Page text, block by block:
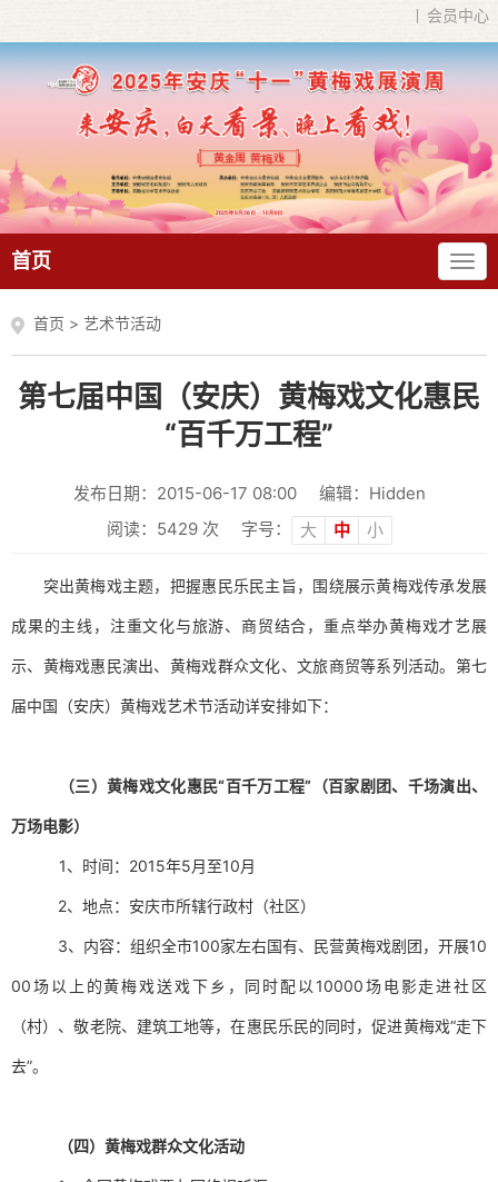
会员中心
首页
首页 > 艺术节活动
第七届中国（安庆）黄梅戏文化惠民
“百千万工程”​
发布日期：2015-06-17 08:00
编辑：Hidden
阅读： 5429次 字号： 大 中 小
突出黄梅戏主题，把握惠民乐民主旨，围绕展示黄梅戏传承发展
成果的主线，注重文化与旅游、商贸结合，重点举办黄梅戏才艺展
示、黄梅戏惠民演出、黄梅戏群众文化、文旅商贸等系列活动。 第七
届中国（安庆）黄梅戏艺术节活动详安排如下：
（三） 黄梅戏文化惠民“百千万工程” （百家剧团、千场演出、
万场电影）
1、时间：2015年5月至10月
2、地点：安庆市所辖行政村（社区）
3、内容：组织全市100家左右国有、民营黄梅戏剧团，开展10
00场以上的黄梅戏送戏下乡，同时配以10000场电影走进社区
（村）、敬老院、建筑工地等，在惠民乐民的同时，促进黄梅戏“走下
去”。
（四）黄梅戏群众文化活动